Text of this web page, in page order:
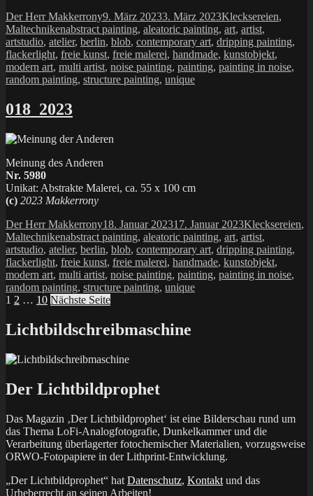
Autor
Der Herr MakkerronyVeröffentlicht
am
9. März 20233. März 2023Kategorien
Klecksereien,
MaltechnikenSchlagwörter
abstract painting, aleatoric painting, art, artist,
artstudio, atelier, berlin, blob, contemporary art, dripping painting,
flackerlight, freie kunst, freie malerei, handmade, kunstobjekt,
modern art, multi artist, noise painting, painting, painting in noise,
random painting, structure painting, unique
018_2023
Meinung des Anderen
Nr. 5980
Unikat: Abstrakte Malerei, ca. 55 x 100 cm
(c) 2023 Makkerrony
Autor
Der Herr MakkerronyVeröffentlicht
am
18. Januar 202317. Januar 2023Kategorien
Klecksereien,
MaltechnikenSchlagwörter
abstract painting, aleatoric painting, art, artist,
artstudio, atelier, berlin, blob, contemporary art, dripping painting,
flackerlight, freie kunst, freie malerei, handmade, kunstobjekt,
modern art, multi artist, noise painting, painting, painting in noise,
random painting, structure painting, unique
Seitennummerierung
der
Beiträge
Seite
1 Seite
2 … Seite
10 Nächste Seite
Lichtbildschreibmaschine
Der Lichtbildprophet
Das Magazin ‚Der Lichtbildprophet‘ ist eine Bilderschau rund um
das Thema LoFi-Analogfotografie, Dunkelkammer und die
Verarbeitung überlagerter fotochemischer Materialien, vorzugsweise
ORWO-Fotopapiere in der Lithprint-Entwicklung.
„Der Lichtbildprophet“ hat Datenschutz, Kontakt und das
Urheberrecht an seinen Arbeiten!